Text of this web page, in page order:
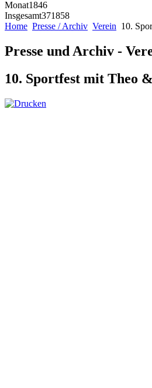
Monat1846
Insgesamt371858
Home Presse / Archiv Verein 10.
Presse und Archiv -
10. Sportfest mit Theo